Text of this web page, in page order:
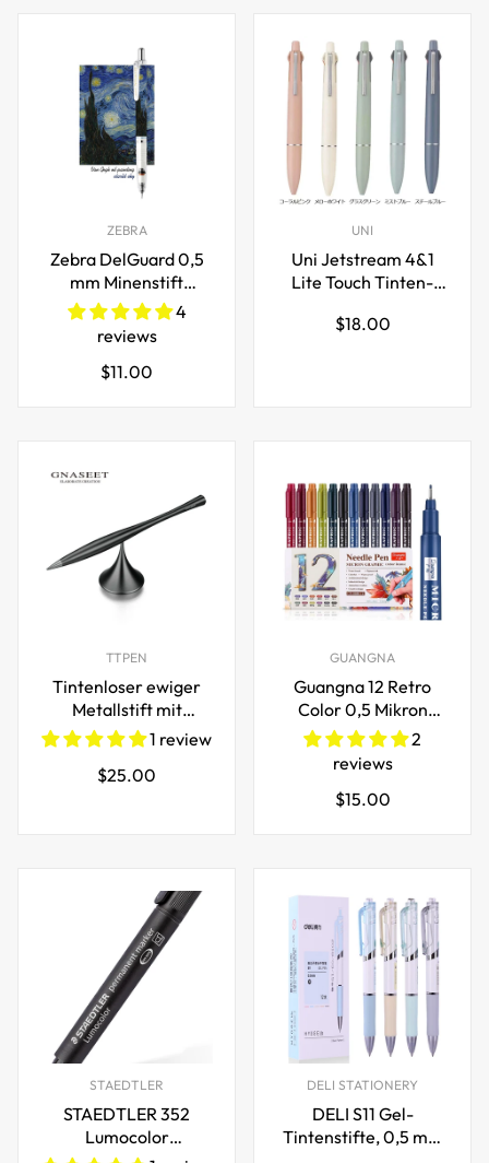
ZEBRA
Zebra DelGuard 0,5
mm Minenstift
Druckbleistift Van-
Gogh-Gemälde
4
reviews
Regulärer
$11.00
UNI
Uni Jetstream 4&1
Lite Touch Tinten-
Regulärer
$18.00
TTPEN
Tintenloser ewiger
Metallstift mit
drehbarer Basis
1 review
Regulärer
$25.00
GUANGNA
Guangna 12 Retro
Color 0,5 Mikron
Grafik-Nadelstift-Set
2
reviews
Regulärer
$15.00
STAEDTLER
STAEDTLER 352
Lumocolor
DELI STATIONERY
DELI S11 Gel-
Tintenstifte, 0,5 mm